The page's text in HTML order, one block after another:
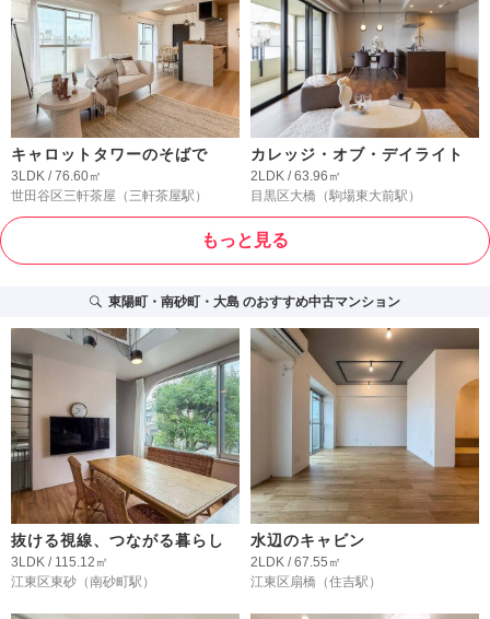
キャロットタワーのそばで
3LDK / 76.60㎡
世田谷区三軒茶屋 （三軒茶屋駅）
カレッジ・オブ・デイライト
2LDK / 63.96㎡
目黒区大橋 （駒場東大前駅）
もっと見る
東陽町・南砂町・大島のおすすめ中古マンション
抜ける視線、つながる暮らし
3LDK / 115.12㎡
江東区東砂 （南砂町駅）
水辺のキャビン
2LDK / 67.55㎡
江東区扇橋 （住吉駅）